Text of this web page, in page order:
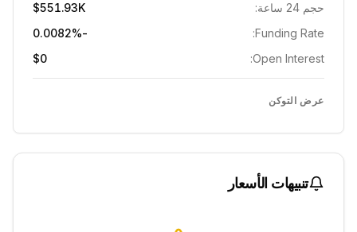
حجم 24 ساعة:
$551.93K
Funding Rate:
-0.0082%
Open Interest:
$0
عرض التوكن
تنبيهات الأسعار